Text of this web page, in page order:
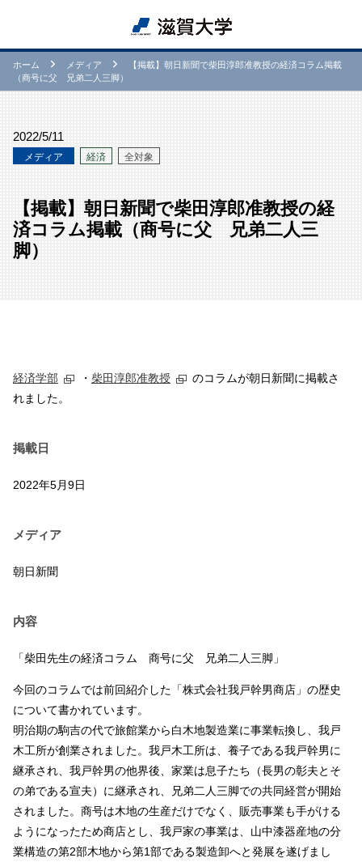
ホーム メディア
【掲載】朝日新聞で柴田淳郎准教授の経済コラム掲載
（商号に父 兄弟二人三脚）
2022/5/11
メディア 経済 全対象
【掲載】朝日新聞で柴田淳郎准教授の経
済コラム掲載（商号に父 兄弟二人三
脚）
経済学部 ・ 柴田淳郎准教授
のコラムが朝日新聞に掲載さ
れました。
掲載日
2022年5月9日
メディア
朝日新聞
内容
「柴田先生の経済コラム 商号に父 兄弟二人三脚」
今回のコラムでは前回紹介した「株式会社我戸幹男商店」の歴史
について書かれています。
明治期の駒吉の代で旅館業から白木地製造業に事業転換し、我戸
木工所が創業されました。我戸木工所は、養子である我戸幹男に
継承され、我戸幹男の他界後、家業は息子たち（長男の彰夫とそ
の弟である宣夫）に継承され、兄弟二人三脚での共同経営が開始
されました。商号は木地の生産だけでなく、販売事業も手がける
ようになったため商店とし、我戸家の事業は、山中漆器産地の分
業構造の第2部木地から第1部である製造卸へと発展を遂げまし